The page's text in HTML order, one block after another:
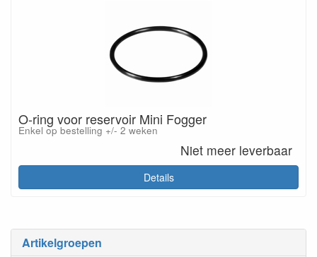
Artikelgroepen
O-ring voor reservoir Mini Fogger
Enkel op bestelling +/- 2 weken
Niet meer leverbaar
Details